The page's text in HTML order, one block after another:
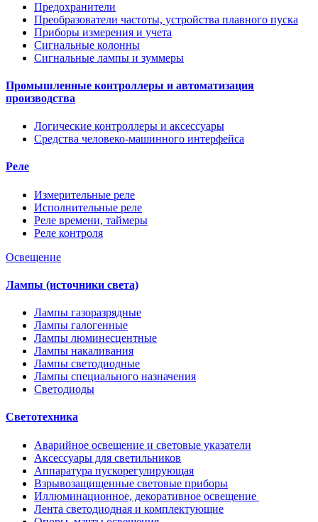
Предохранители
Преобразователи частоты, устройства плавного пуска
Приборы измерения и учета
Сигнальные колонны
Сигнальные лампы и зуммеры
Промышленные контроллеры и автоматизация
производства
Логические контроллеры и аксессуары
Средства человеко-машинного интерфейса
Реле
Измерительные реле
Исполнительные реле
Реле времени, таймеры
Реле контроля
Освещение
Лампы (источники света)
Лампы газоразрядные
Лампы галогенные
Лампы люминесцентные
Лампы накаливания
Лампы светодиодные
Лампы специального назначения
Светодиоды
Светотехника
Аварийное освещение и световые указатели
Аксессуары для светильников
Аппаратура пускорегулирующая
Взрывозащищенные световые приборы
Иллюминационное, декоративное освещение
Лента светодиодная и комплектующие